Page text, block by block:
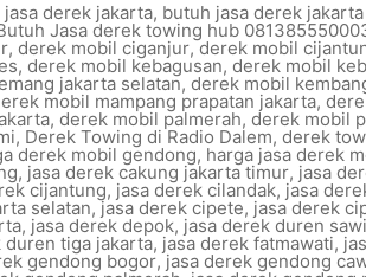
jasa derek jakarta, butuh jasa derek
Jasa derek towing hub
, derek mobil ciganjur,derek mobil
, derek mobil kebagusan, derek mobil
jakarta selatan, derek mobil
mobil mampang prapatan jakarta,
, derek mobil palmerah, derek mobil
, Derek Towing di Radio Dalem, derek
derek mobil gendong, harga jasa derek
, jasa derek cakung jakarta timur, jasa
cijantung, jasa derek cilandak, jasa
selatan,jasa derek cipete, jasa derek
, jasa derek depok, jasa derek duren
duren tiga jakarta, jasa derek fatmawati,
gendong bogor,jasa derek gendong